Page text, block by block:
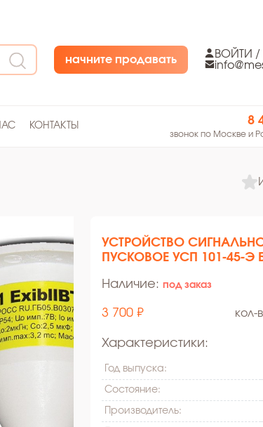
начните продавать
ВОЙТИ /
КОНТАКТЫ 8
звонок по Москве и
УСТРОЙСТВО
ПУСКОВОЕ УСП 101-45-Э
Наличие: под заказ
3 700 ₽ кол-
Характеристики:
Год выпуска:
Состояние:
Производитель: